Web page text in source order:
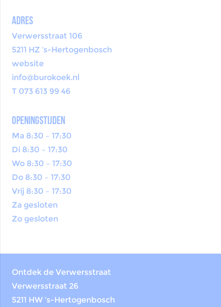
Adres
Verwersstraat 106
5211 HZ ‘s-Hertogenbosch
website
info@burokoek.nl
T 073 613 99 46
openingstijden
Ma 8:30 – 17:30
Di 8:30 – 17:30
Wo 8:30 – 17:30
Do 8:30 – 17:30
Vrij 8:30 – 17:30
Za gesloten
Zo gesloten
Ontdek de Verwersstraat
Verwersstraat 26
5211 HW ‘s-Hertogenbosch